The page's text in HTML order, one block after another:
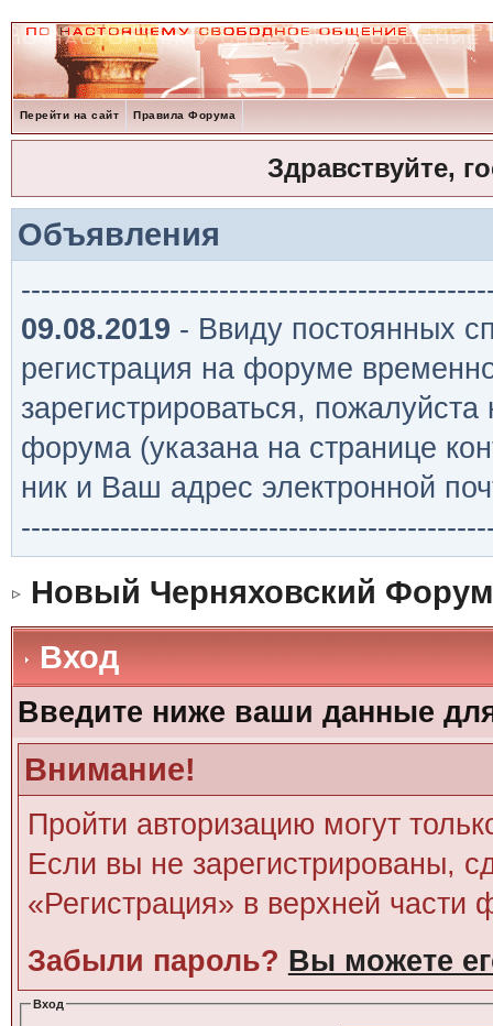
Перейти на сайт Правила Форума
Здравствуйте,
Объявления
09.08.2019 - Ввиду постоянных
регистрация на форуме
зарегистрироваться,
форума (указана на странице
ник и Ваш адрес электронной
Новый Черняховский Форум
Вход
Введите ниже ваши данные
Внимание!
Пройти авторизацию могут
Если вы не зарегистрированы,
«Регистрация» в верхней части
Забыли пароль? Вы можете
Вход